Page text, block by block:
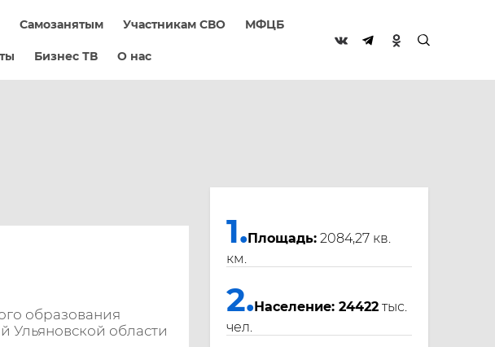
Самозанятым Участникам СВО МФЦБ
Бизнес ТВ О нас
образования
Ульяновской области
1.Площадь: 2084,27 кв.
км.
2.Население: 24422 тыс.
чел.